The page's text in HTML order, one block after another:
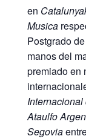
en
Musica
Postgrado
manos del
premiado en
Ataulfo
Segovia